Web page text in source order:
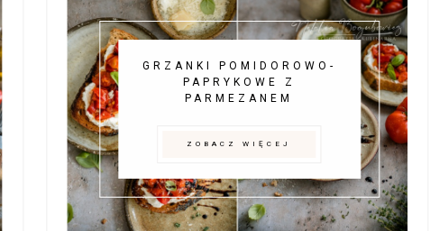
GRZANKI POMIDOROWO-
PAPRYKOWE Z
PARMEZANEM
ZOBACZ WIĘCEJ